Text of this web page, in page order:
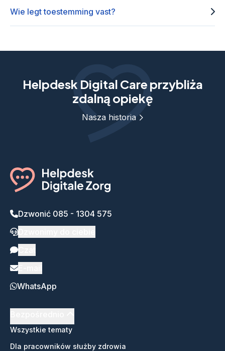
Wie legt toestemming vast?
Helpdesk Digital Care przybliża
zdalną opiekę
Nasza historia
Dzwonić 085 - 1304 575
WhatsApp
Wszystkie tematy
Dla pracowników służby zdrowia